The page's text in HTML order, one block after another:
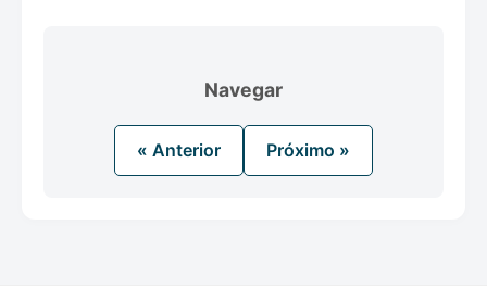
Navegar
« Anterior Próximo »